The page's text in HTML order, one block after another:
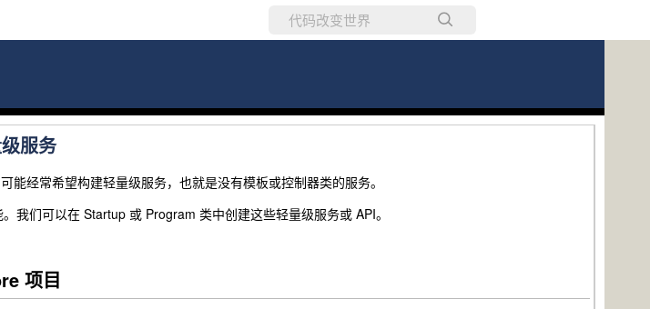
服务
能经常希望构建轻量级服务，也就是没有模板或控制器类的服务。
我们可以在 Startup 或 Program 类中创建这些轻量级服务或 API。
项目